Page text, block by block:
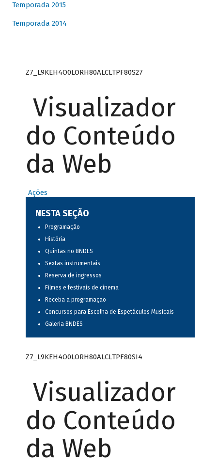
Temporada 2015
Temporada 2014
Z7_L9KEH4O0LORH80ALCLTPF80S27
Visualizador
do Conteúdo
da Web
Ações
NESTA SEÇÃO
Programação
História
Quintas no BNDES
Sextas instrumentais
Reserva de ingressos
Filmes e festivais de cinema
Receba a programação
Concursos para Escolha de Espetáculos Musicais
Galeria BNDES
Z7_L9KEH4O0LORH80ALCLTPF80SI4
Visualizador
do Conteúdo
da Web